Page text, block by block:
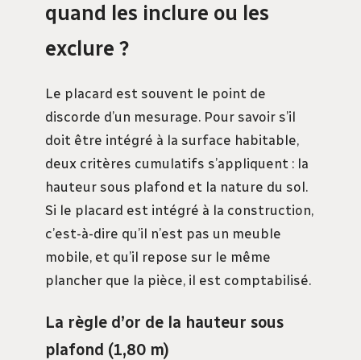
quand les inclure ou les
exclure ?
Le placard est souvent le point de
discorde d’un mesurage. Pour savoir s’il
doit être intégré à la surface habitable,
deux critères cumulatifs s’appliquent : la
hauteur sous plafond et la nature du sol.
Si le placard est intégré à la construction,
c’est-à-dire qu’il n’est pas un meuble
mobile, et qu’il repose sur le même
plancher que la pièce, il est comptabilisé.
La règle d’or de la hauteur sous
plafond (1,80 m)